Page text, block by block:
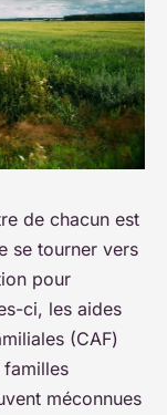
de chacun est
se tourner vers
pour
ci, les aides
(CAF)
méconnues